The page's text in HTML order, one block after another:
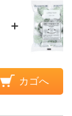
カゴへ